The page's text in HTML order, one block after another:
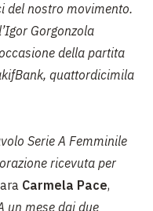
del nostro movimento.
Gorgonzola
della partita
quattordicimila
Serie A Femminile
ricevuta per
Carmela Pace,
un mese dai due